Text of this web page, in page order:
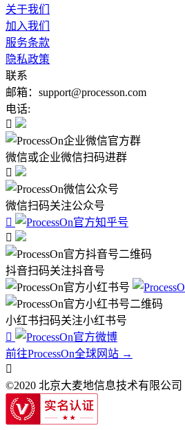
关于我们
加入我们
服务条款
隐私政策
联系
邮箱：support@processon.com
电话:

微信或企业微信扫码进群

微信扫码关注公众号


抖音扫码关注抖音号
小红书扫码关注小红书号

前往ProcessOn全球网站 →

©2020 北京大麦地信息技术有限公司